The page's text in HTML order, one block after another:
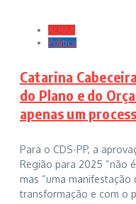
ALRAA
Politica
Catarina
do Plano e do
apenas um
Para o CDS-PP, a
Região para 2025 “não
mas “uma
transformação e com o